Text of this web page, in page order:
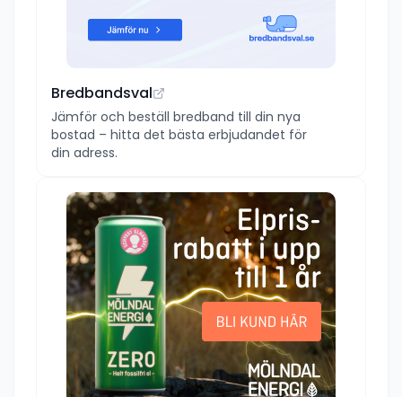
Bredbandsval
Jämför och beställ bredband till din nya
bostad – hitta det bästa erbjudandet för
din adress.